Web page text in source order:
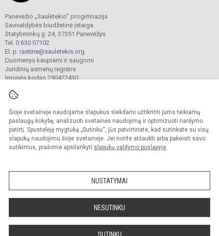
Šioje svetainėje naudojame slapukus siekdami užtikrinti jums teikiamų
paslaugų kokybę, analizuoti svetainės naudojimą ir optimizuoti naršymo
patirtį. Spustelėję mygtuką „Sutinku“, jūs patvirtinate, kad sutinkate su visų
slapukų naudojimu šioje svetainėje. Jei norite atšaukti arba pakeisti savo
sutikimus, prašome apsilankyti slapukų valdymo puslapyje.
NUSTATYMAI
NESUTINKU
SUTINKU
Panevėžio „Saulėtekio“ progimnazija
Savivaldybės biudžetinė įstaiga
Statybininkų g. 24, 37351 Panevėžys
Tel. 0 630 07102
El. p. rastine@sauletekis.org
Duomenys kaupiami ir saugomi
Juridinių asmenų registre
Įmonės kodas 290422430
© 2022. Panevėžio „Saulėtekio“ progimnazija. Visos teisės saugomos.
Kopijuoti turinį be raštiško progimnazijos sutikimo griežtai draudžiama.
Prieinamumo paraiška Slapukų valdymas
Sumanus būdas atnaujinti